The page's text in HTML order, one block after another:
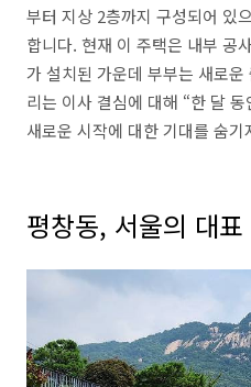
부터 지상 2층까지 구성되어 있
합니다. 현재 이 주택은 내부 공
가 설치된 가운데 부부는 새로
리는 이사 결심에 대해 “한 달
새로운 시작에 대한 기대를 숨기
평창동, 서울의 대표